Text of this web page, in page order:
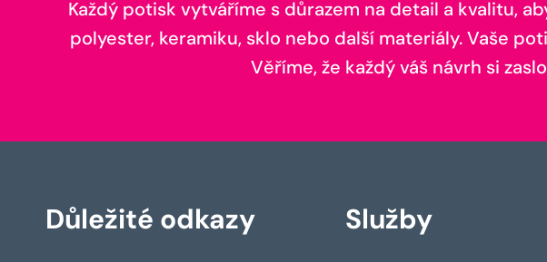
Každý potisk vytváříme s důrazem na detail a kvalitu,
polyester, keramiku, sklo nebo další materiály. Vaše
Věříme, že každý váš návrh si
Důležité odkazy Služby